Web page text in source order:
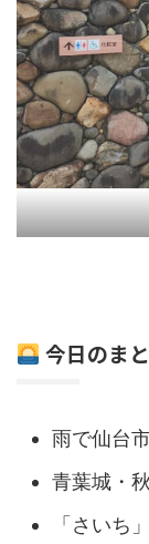
今日のま
雨で仙台
青葉城・
「さいち